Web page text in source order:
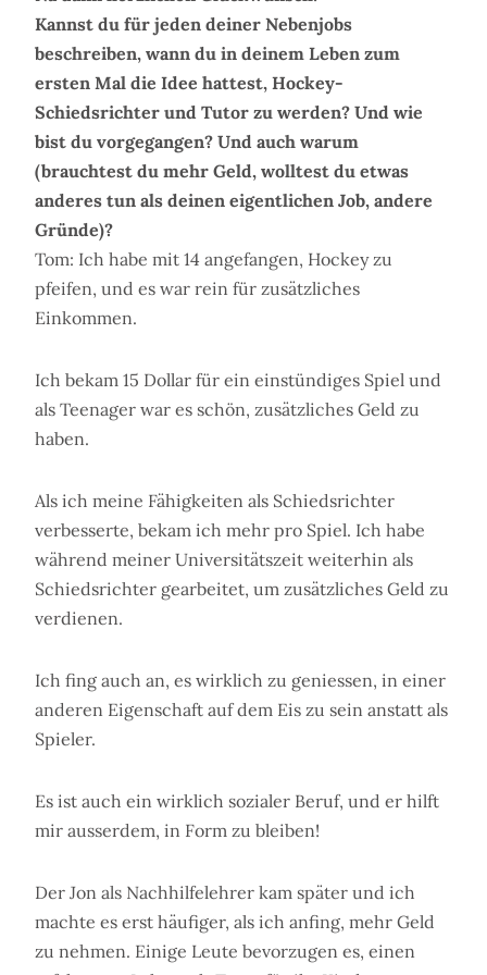
Kannst du für jeden deiner Nebenjobs
beschreiben, wann du in deinem Leben zum
ersten Mal die Idee hattest, Hockey-
Schiedsrichter und Tutor zu werden? Und wie
bist du vorgegangen? Und auch warum
(brauchtest du mehr Geld, wolltest du etwas
anderes tun als deinen eigentlichen Job, andere
Gründe)?
Tom: Ich habe mit 14 angefangen, Hockey zu
pfeifen, und es war rein für zusätzliches
Einkommen.
Ich bekam 15 Dollar für ein einstündiges Spiel und
als Teenager war es schön, zusätzliches Geld zu
haben.
Als ich meine Fähigkeiten als Schiedsrichter
verbesserte, bekam ich mehr pro Spiel. Ich habe
während meiner Universitätszeit weiterhin als
Schiedsrichter gearbeitet, um zusätzliches Geld zu
verdienen.
Ich fing auch an, es wirklich zu geniessen, in einer
anderen Eigenschaft auf dem Eis zu sein anstatt als
Spieler.
Es ist auch ein wirklich sozialer Beruf, und er hilft
mir ausserdem, in Form zu bleiben!
Der Jon als Nachhilfelehrer kam später und ich
machte es erst häufiger, als ich anfing, mehr Geld
zu nehmen. Einige Leute bevorzugen es, einen